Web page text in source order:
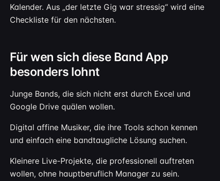
Kalender. Aus „der letzte Gig war stressig“ wird eine
Checkliste für den nächsten.
Für wen sich diese Band App
besonders lohnt
Junge Bands, die sich nicht erst durch Excel und
Google Drive quälen wollen.
Digital affine Musiker, die ihre Tools schon kennen
und einfach eine bandtaugliche Lösung suchen.
Kleinere Live-Projekte, die professionell auftreten
wollen, ohne hauptberuflich Manager zu sein.